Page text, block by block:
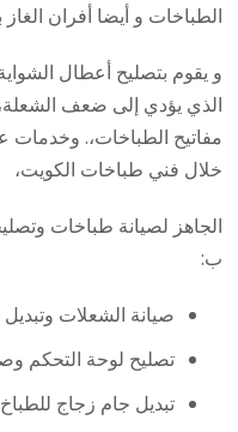
الطباخات و أيضا أفران الغاز
و يقوم بتصليح أعطال
الذي يؤدي إلى ضعف
مفاتيح الطباخات،.
خلال فني طباخات الكويت،
ب:
صيانة الشعلات
تصليح لوحة التحكم
تبديل جام زجاج